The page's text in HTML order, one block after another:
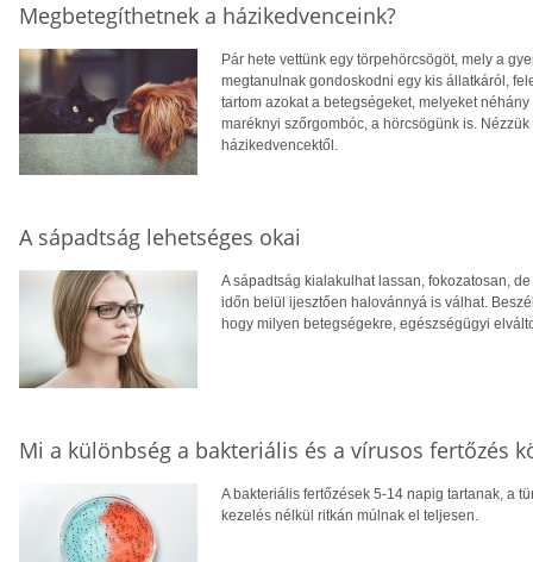
Megbetegíthetnek a házikedvenceink?
Pár hete vettünk egy törpehörcsögöt, mely a
megtanulnak gondoskodni egy kis állatkáról,
tartom azokat a betegségeket, melyeket
maréknyi szőrgombóc, a hörcsögünk is.
házikedvencektől.
A sápadtság lehetséges okai
A sápadtság kialakulhat lassan, fokozatosan,
időn belül ijesztően halovánnyá is válhat.
hogy milyen betegségekre, egészségügyi
Mi a különbség a bakteriális és a vírusos fertőzés
A bakteriális fertőzések 5-14 napig tartanak, a
kezelés nélkül ritkán múlnak el teljesen.